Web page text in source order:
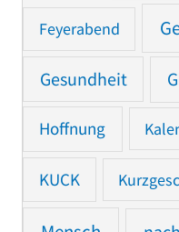
Feyerabend
Gesundheit
Hoffnung
KUCK